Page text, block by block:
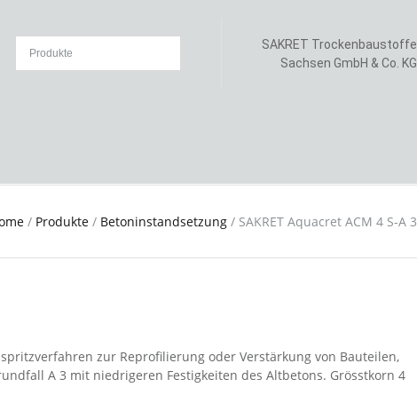
SAKRET Trockenbaustoffe
Sachsen GmbH & Co. KG
/ Produkte / Betoninstandsetzung / SAKRET Aquacret ACM 4 S-A 3
zur Reprofilierung oder Verstärkung von Bauteilen,
A 3 mit niedrigeren Festigkeiten des Altbetons. Grösstkorn 4